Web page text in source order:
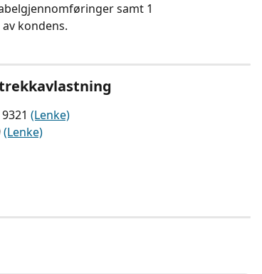
samt 1
kondens.
(Lenke)
(Lenke)